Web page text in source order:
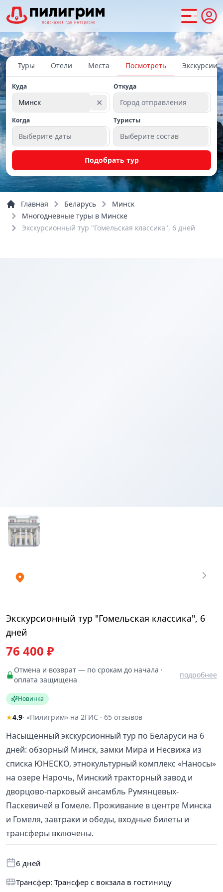
Туры Отели Места Посмотреть Экскурсии
Куда
Минск ✕
Откуда
Город отправления
Когда
Выберите даты
Туристы
Выберите состав
Подобрать тур
Главная Беларусь
Минск
Многодневные туры в Минске
Экскурсионный тур "Гомельская классика", 6 дней
Экскурсионный тур "Гомельская классика", 6
дней
76 400 ₽
Отмена и возврат — по срокам до начала ·
оплата защищена
подробнее
Новинка
★4.9· «Пилигрим» на 2ГИС · 65 отзывов
Насыщенный экскурсионный тур по Беларуси на 6
дней: обзорный Минск, замки Мира и Несвижа из
списка ЮНЕСКО, этнокультурный комплекс «Наносы»
на озере Нарочь, Минский тракторный завод и
дворцово-парковый ансамбль Румянцевых-
Паскевичей в Гомеле. Проживание в центре Минска
и Гомеля, завтраки и обеды, входные билеты и
трансферы включены.
6 дней
Трансфер: Трансфер с вокзала в гостиницу